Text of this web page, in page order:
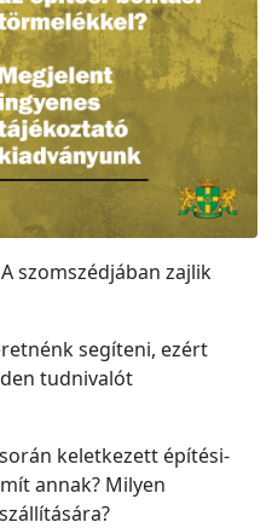
szomszédjában zajlik
segíteni, ezért
tudnivalót
keletkezett építési-
annak? Milyen